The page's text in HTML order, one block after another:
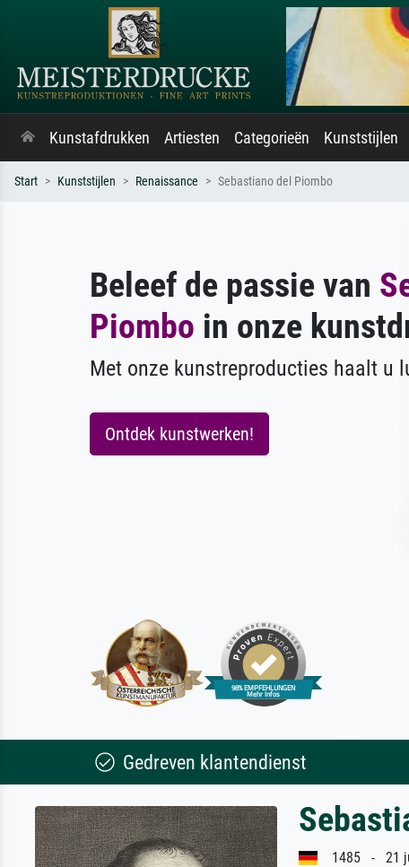
Kunstafdrukken Artiesten Categorieën Kunststijlen
Start Kunststijlen Renaissance Sebastiano del Piombo
Beleef de passie van
Piombo in onze
Met onze kunstreproducties haalt u
Ontdek kunstwerken!
Gedreven klantendienst
1485 - 21